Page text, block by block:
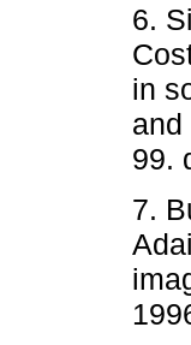
6.
in
and
99.
7.